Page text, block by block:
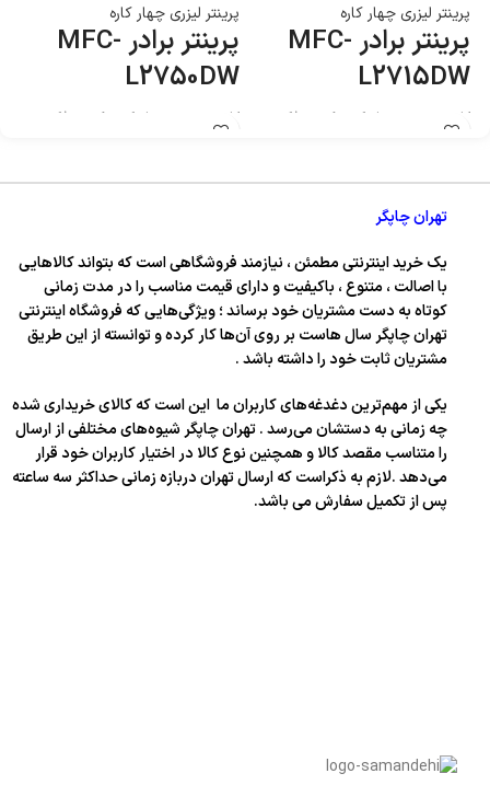
پرینتر لیزری چهار کاره
پرینتر برادر MFC-
L2715DW
کاربری : پرینت ، اسکن ، کپی ، فکس
پرینتر لیزری چهار کاره
پرینتر برادر MFC-
L2750DW
کاربری : پرینت ، اسکن ، کپی ، فکس
تهران چاپگر
یک خرید اینترنتی مطمئن ، نیازمند فروشگاهی است که بتواند کالاهایی
با اصالت ، متنوع ، باکیفیت و دارای قیمت مناسب را در مدت زمانی
کوتاه به دست مشتریان خود برساند ؛ ویژگی‌هایی که فروشگاه اینترنتی
تهران چاپگر سال‌ هاست بر روی آن‌ها کار کرده و توانسته از این طریق
مشتریان ثابت خود را داشته باشد .
یکی از مهم‌ترین دغدغه‌های کاربران ما این است که کالای خریداری شده
چه زمانی به دستشان می‌رسد . تهران چاپگر شیوه‌های مختلفی از ارسال
را متناسب مقصد کالا و همچنین نوع کالا در اختیار کاربران خود قرار
می‌دهد .لازم به ذکراست که ارسال تهران دربازه زمانی حداکثر سه ساعته
پس از تکمیل سفارش می باشد.